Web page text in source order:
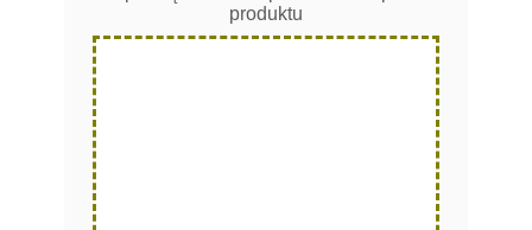
produktu